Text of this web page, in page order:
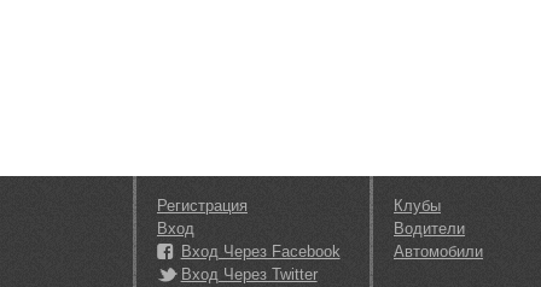
Регистрация
Вход
Вход Через Facebook
Вход Через Twitter
Клубы
Водители
Автомобили